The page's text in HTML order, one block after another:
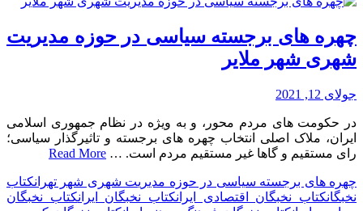
چهره
های
تاثیرگذار
تقویت
توسعه
کسب
و
شهری
لنگرود
چهره های برجسته سیاسی در حوزه مدیریت
شهری شهر ملایر
جولای 12, 2021
در حکومت های مردم محور، و به ویژه در نظام جمهوری اسلامی
ایران، ملاک اصلی انتخاب چهره های برجسته و تاثیرگذار سیاسی؛
رای مستقیم و گاها غیر مستقیم مردم است. … Read More
چهره های برجسته سیاسی در حوزه مدیریت شهری شهر تهرانکتاب
نخبگانکتاب نخبگان اقتصادی ایرانکتاب نخبگان ایرانکتاب نخبگان